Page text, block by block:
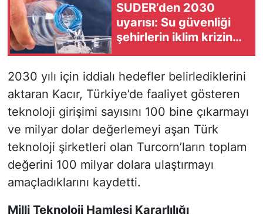
SUDER’den 2030
uyarısı: Su güvenliği
şehirlerin iklim krizine
geliyor
2030 yılı için iddialı hedefler belirlediklerini
aktaran Kacır, Türkiye’de faaliyet gösteren
teknoloji girişimi sayısını 100 bine çıkarmayı
ve milyar dolar değerlemeyi aşan Türk
teknoloji şirketleri olan Turcorn’ların toplam
değerini 100 milyar dolara ulaştırmayı
amaçladıklarını kaydetti.
Milli Teknoloji Hamlesi Kararlılığı